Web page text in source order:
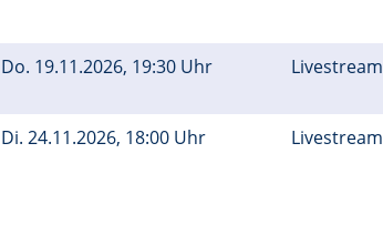
Do. 19.11.2026, 19:30 Uhr Livestream
Di. 24.11.2026, 18:00 Uhr Livestream